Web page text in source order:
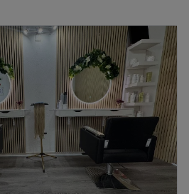
Fechado
Fechado
Fechado
Fechado
Fechado
Fechado
em Almancil, Vilamoura,
No Lessenza Rosa Beauty
profissionais de cabeleireiro,